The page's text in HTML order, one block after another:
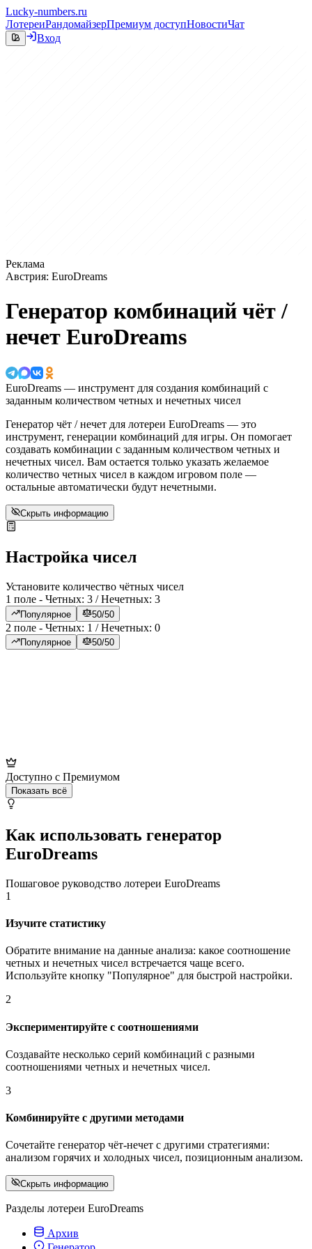
Lucky-numbers.ru
ЛотереиРандомайзерПремиум доступНовостиЧат
Вход
Реклама
Австрия: EuroDreams
Генератор комбинаций чёт /
нечет EuroDreams
EuroDreams — инструмент для создания комбинаций с
заданным количеством четных и нечетных чисел
Генератор чёт / нечет для лотереи EuroDreams — это
инструмент, генерации комбинаций для игры. Он помогает
создавать комбинации с заданным количеством четных и
нечетных чисел. Вам остается только указать желаемое
количество четных чисел в каждом игровом поле —
остальные автоматически будут нечетными.
Скрыть информацию
Настройка чисел
Установите количество чётных чисел
1 поле - Четных: 3 / Нечетных: 3
Популярное 50/50
2 поле - Четных: 1 / Нечетных: 0
Популярное 50/50
Доступно с Премиумом
Показать всё
Как использовать генератор
EuroDreams
Пошаговое руководство лотереи EuroDreams
1
Изучите статистику
Обратите внимание на данные анализа: какое соотношение
четных и нечетных чисел встречается чаще всего.
Используйте кнопку "Популярное" для быстрой настройки.
2
Экспериментируйте с соотношениями
Создавайте несколько серий комбинаций с разными
соотношениями четных и нечетных чисел.
3
Комбинируйте с другими методами
Сочетайте генератор чёт-нечет с другими стратегиями:
анализом горячих и холодных чисел, позиционным анализом.
Скрыть информацию
Разделы лотереи EuroDreams
Архив